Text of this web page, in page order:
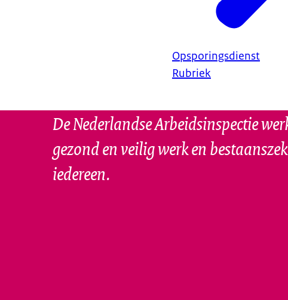
Opsporingsdienst
Rubriek
De Nederlandse Arbeidsinspectie
gezond en veilig werk en
iedereen.